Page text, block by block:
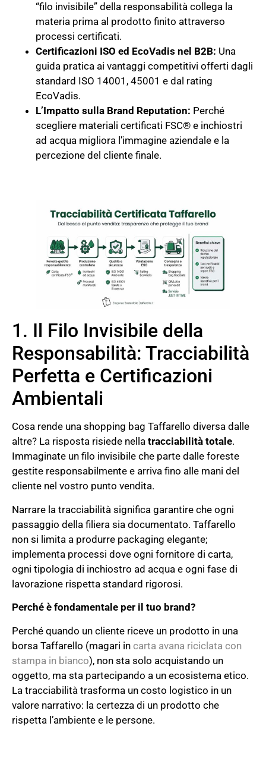
“filo invisibile” della responsabilità collega la
materia prima al prodotto finito attraverso
processi certificati.
Certificazioni ISO ed EcoVadis nel B2B: Una
guida pratica ai vantaggi competitivi offerti dagli
standard ISO 14001, 45001 e dal rating
EcoVadis.
L’Impatto sulla Brand Reputation: Perché
scegliere materiali certificati FSC® e inchiostri
ad acqua migliora l’immagine aziendale e la
percezione del cliente finale.
1. Il Filo Invisibile della
Responsabilità: Tracciabilità
Perfetta e Certificazioni
Ambientali
Cosa rende una shopping bag Taffarello diversa dalle
altre? La risposta risiede nella tracciabilità totale.
Immaginate un filo invisibile che parte dalle foreste
gestite responsabilmente e arriva fino alle mani del
cliente nel vostro punto vendita.
Narrare la tracciabilità significa garantire che ogni
passaggio della filiera sia documentato. Taffarello
non si limita a produrre packaging elegante;
implementa processi dove ogni fornitore di carta,
ogni tipologia di inchiostro ad acqua e ogni fase di
lavorazione rispetta standard rigorosi.
Perché è fondamentale per il tuo brand?
Perché quando un cliente riceve un prodotto in una
borsa Taffarello (magari in carta avana riciclata con
stampa in bianco), non sta solo acquistando un
oggetto, ma sta partecipando a un ecosistema etico.
La tracciabilità trasforma un costo logistico in un
valore narrativo: la certezza di un prodotto che
rispetta l’ambiente e le persone.